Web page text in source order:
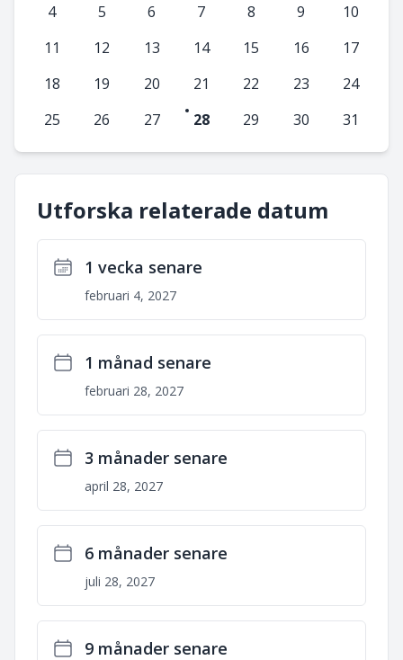
4 5 6 7 8 9
10
11
12 13 14 15 16
17
18
19 20 21 22 23
24
25
26 27 28 29 30 31
Utforska relaterade datum
1 vecka senare
februari 4, 2027
1 månad senare
februari 28, 2027
3 månader senare
april 28, 2027
6 månader senare
juli 28, 2027
9 månader senare